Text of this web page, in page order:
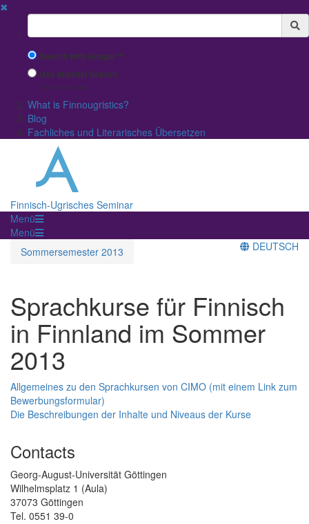
✖
Suchbegriff
Search with Google™
Use Internal Search
(limited result quality)
What is Finnougristics?
Blog
Fachliches und Literarisches Übersetzen
Finnisch-Ugrisches Seminar
Menü
Menü
Sommersemester 2013
DEUTSCH
Sprachkurse für Finnisch
in Finnland im Sommer
2013
Allgemeines zu den Sprachkursen von CIMO (mit einem Link zum
Bewerbungsformular)
Die Beschreibungen der Inhalte und Niveaus der Kurse
Contacts
Georg-August-Universität Göttingen
Wilhelmsplatz 1 (Aula)
37073 Göttingen
Tel. 0551 39-0